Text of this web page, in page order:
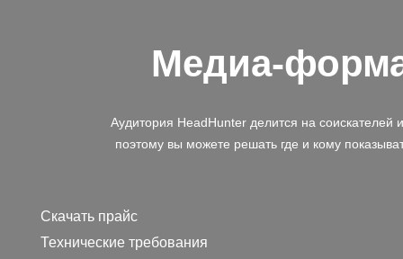
Медиа-
Аудитория HeadHunter делится на соискателей
поэтому вы можете решать где и кому
Скачать прайс
Технические требования